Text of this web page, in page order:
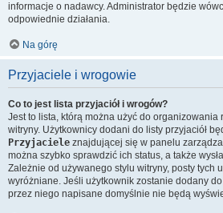
informacje o nadawcy. Administrator będzie
odpowiednie działania.
Na górę
Przyjaciele i wrogowie
Co to jest lista przyjaciół i wrogów?
Jest to lista, którą można użyć do organizowania
witryny. Użytkownicy dodani do listy przyjaciół
Przyjaciele znajdującej się w panelu
można szybko sprawdzić ich status, a także
Zależnie od używanego stylu witryny, posty tych
wyróżniane. Jeśli użytkownik zostanie dodany
przez niego napisane domyślnie nie będą